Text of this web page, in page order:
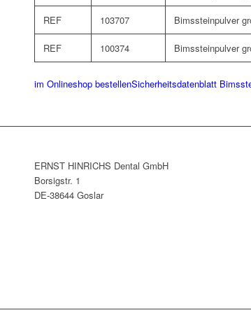
REF 103707 Bimssteinpulver
REF 100374 Bimssteinpulver
im Onlineshop bestellenSicherheitsdatenblatt
ERNST HINRICHS Dental GmbH
Borsigstr. 1
DE-38644 Goslar